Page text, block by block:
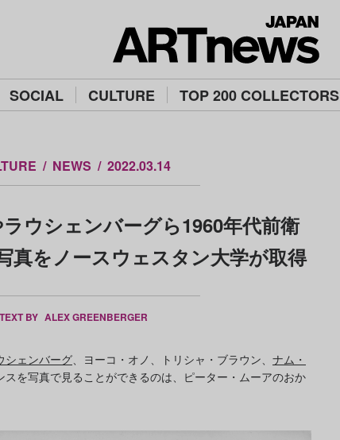
SOCIAL CULTURE TOP 200 COLLECTORS
NEWS 2022.03.14
ウシェンバーグら1960年代前衛
真をノースウェスタン大学が取得
TEXT BY ALEX GREENBERGER
シェンバーグ、ヨーコ・オノ、トリシャ・ブラウン、 ナム・
スを写真で見ることができるのは、ピーター・ムーアのおか